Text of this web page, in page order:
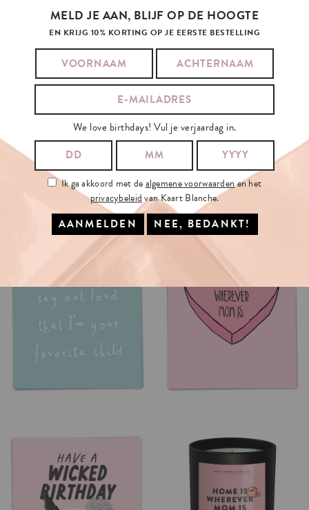
MELD JE AAN, BLIJF OP DE HOOGTE
EN KRIJG 10% KORTING OP JE EERSTE BESTELLING
We love birthdays! Vul je verjaardag in.
Ik ga akkoord met dealgemene voorwaardenen het
privacybeleidvan Kaart Blanche.